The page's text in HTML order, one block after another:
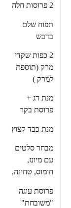
2 פרוסות חלה
תפוח שלם
בדבש
2 כפות שקדי
מרק (תוספת
למרק )
מנת דג +
פרוסת בקר
מנת כבד קצוץ
מבחר סלטים
עם מיונז,
חומוס, טחינה,
פרוסת עוגה
"משובחת"